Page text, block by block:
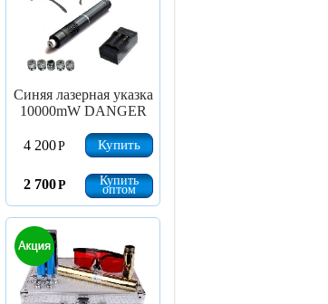
Синяя лазерная указка
10000mW DANGER
4 200Р Купить
2 700Р Купить
оптом